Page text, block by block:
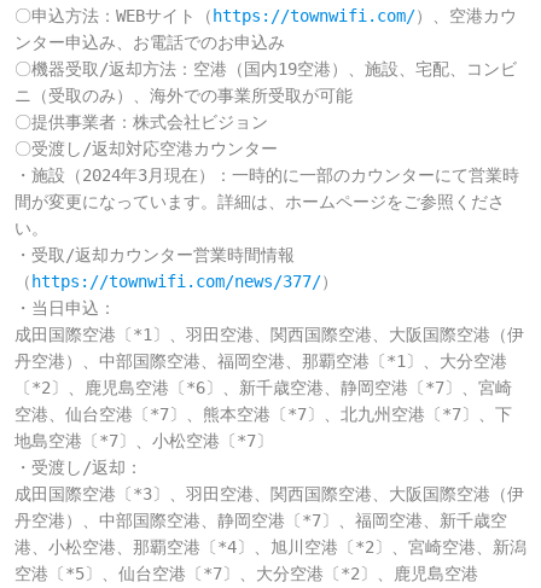
〇申込方法：WEBサイト（ https://townwifi.com/）、空港カウ
ンター申込み、お電話でのお申込み
〇機器受取/返却方法：空港（国内19空港）、施設、宅配、コンビ
ニ（受取のみ）、海外での事業所受取が可能
〇提供事業者：株式会社ビジョン
〇受渡し/返却対応空港カウンター
・施設（2024年3月現在）：一時的に一部のカウンターにて営業時
間が変更になっています。詳細は、ホームページをご参照くださ
い。
・受取/返却カウンター営業時間情報
（ https://townwifi.com/news/377/）
・当日申込：
成田国際空港〔*1〕、羽田空港、関西国際空港、大阪国際空港（伊
丹空港）、中部国際空港、福岡空港、那覇空港〔*1〕、大分空港
〔*2〕、鹿児島空港〔*6〕、新千歳空港、静岡空港〔*7〕、宮崎
空港、仙台空港〔*7〕、熊本空港〔*7〕、北九州空港〔*7〕、下
地島空港〔*7〕、小松空港〔*7〕
・受渡し/返却：
成田国際空港〔*3〕、羽田空港、関西国際空港、大阪国際空港（伊
丹空港）、中部国際空港、静岡空港〔*7〕、福岡空港、新千歳空
港、小松空港、那覇空港〔*4〕、旭川空港〔*2〕、宮崎空港、新潟
空港〔*5〕、仙台空港〔*7〕、大分空港〔*2〕、鹿児島空港